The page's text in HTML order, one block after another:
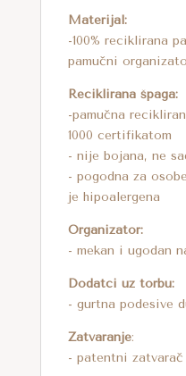
KOLIČINA
Materijal:
-100% reciklirana
pamučni
Reciklirana špaga:
-pamučna
1000 certifikatom
- nije bojana, ne
- pogodna za
je hipoalergena
Organizator:
- mekan i ugodan
Dodatci uz torbu:
- gurtna podesive
Zatvaranje:
- patentni zatvarač